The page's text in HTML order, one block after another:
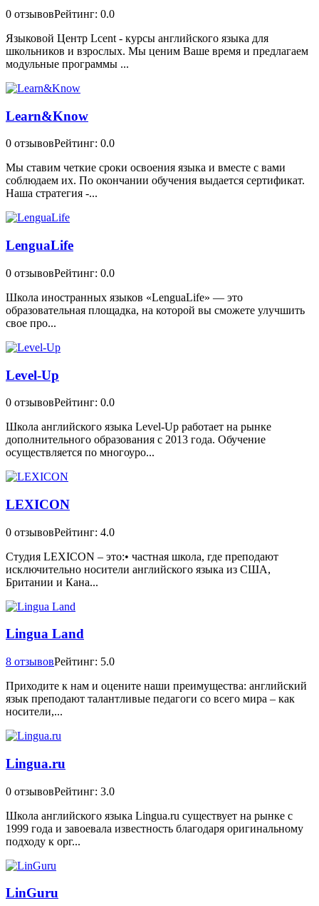
0 отзывовРейтинг: 0.0
Языковой Центр Lcent - курсы английского языка для
школьников и взрослых. Мы ценим Ваше время и предлагаем
модульные программы ...
Learn&Know
0 отзывовРейтинг: 0.0
Мы ставим четкие сроки освоения языка и вместе с вами
соблюдаем их. По окончании обучения выдается сертификат.
Наша стратегия -...
LenguaLife
0 отзывовРейтинг: 0.0
Школа иностранных языков «LenguaLife» — это
образовательная площадка, на которой вы сможете улучшить
свое про...
Level-Up
0 отзывовРейтинг: 0.0
Школа английского языка Level-Up работает на рынке
дополнительного образования с 2013 года. Обучение
осуществляется по многоуро...
LEXICON
0 отзывовРейтинг: 4.0
Студия LEXICON – это:• частная школа, где преподают
исключительно носители английского языка из США,
Британии и Кана...
Lingua Land
8 отзывовРейтинг: 5.0
Приходите к нам и оцените наши преимущества: английский
язык преподают талантливые педагоги со всего мира – как
носители,...
Lingua.ru
0 отзывовРейтинг: 3.0
Школа английского языка Lingua.ru существует на рынке с
1999 года и завоевала известность благодаря оригинальному
подходу к орг...
LinGuru